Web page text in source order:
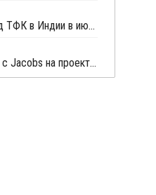
Reliance откроет новый завод ТФК в Индии в июне-июле 2014 года
Reliance заключила контракт с Jacobs на проектные работы завода по производству МЭГ в Индии